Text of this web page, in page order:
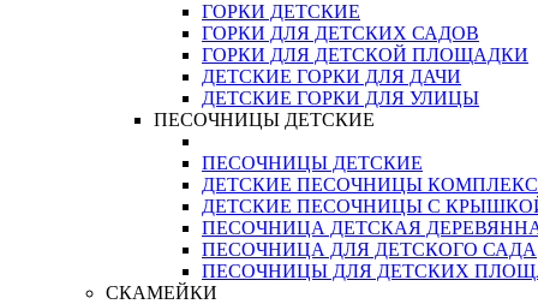
ГОРКИ ДЕТСКИЕ
ГОРКИ ДЛЯ ДЕТСКИХ САДОВ
ГОРКИ ДЛЯ ДЕТСКОЙ ПЛОЩАДКИ
ДЕТСКИЕ ГОРКИ ДЛЯ ДАЧИ
ДЕТСКИЕ ГОРКИ ДЛЯ УЛИЦЫ
ПЕСОЧНИЦЫ ДЕТСКИЕ
ПЕСОЧНИЦЫ ДЕТСКИЕ
ДЕТСКИЕ ПЕСОЧНИЦЫ
ДЕТСКИЕ ПЕСОЧНИЦЫ С
ПЕСОЧНИЦА ДЕТСКАЯ
ПЕСОЧНИЦА ДЛЯ ДЕТСКОГО САДА
ПЕСОЧНИЦЫ ДЛЯ ДЕТСКИХ
СКАМЕЙКИ